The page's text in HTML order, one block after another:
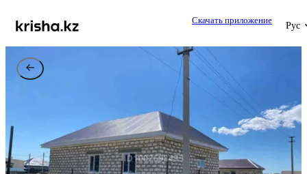
Скачать приложение
Рус